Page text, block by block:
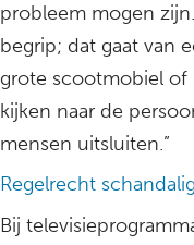
probleem mogen
begrip; dat gaat van
grote scootmobiel of
kijken naar de
mensen uitsluiten.”
Regelrecht schandalig
Bij